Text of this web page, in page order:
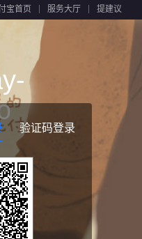
宝首页 服务大厅 提建议
验证码登录